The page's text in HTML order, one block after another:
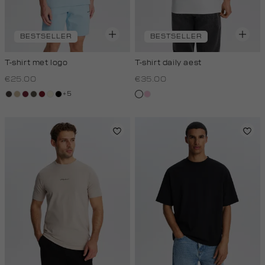
BESTSELLER
T-shirt met logo
€25.00
choco
lichtzand
bordeaux
bos,rood,
wit,
white
zwart
+5
BESTSELLER
T-shirt daily aest
€35.00
wit